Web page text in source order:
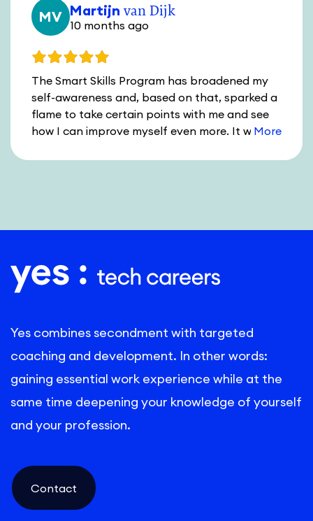
MV Martijnvan Dijk
10 months ago
The Smart Skills Program has broadened my
self-awareness and, based on that, sparked a
flame to take certain points with me and see
how I can improve myself even more. It was
together with the group under the guidance of
Yes combines secondment with targeted
coaching and development. In other words:
gaining essential work experience while at the
same time deepening your knowledge of yourself
and your profession.
Contact